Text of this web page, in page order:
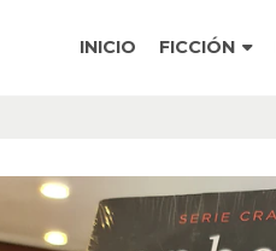
INICIO FICCIÓN